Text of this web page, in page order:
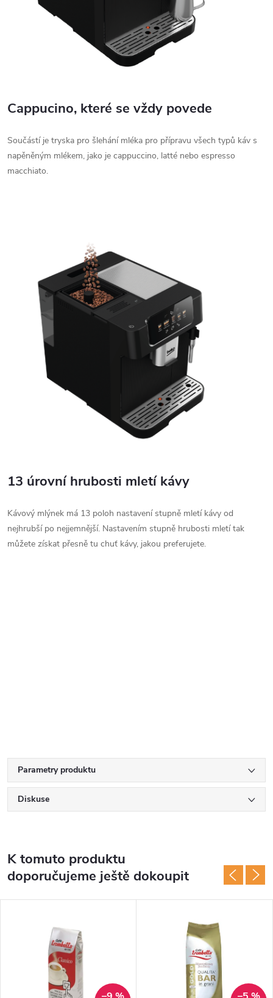
Cappucino, které se vždy povede
Součástí je tryska pro šlehání mléka pro přípravu všech typů káv s
napěněným mlékem, jako je cappuccino, latté nebo espresso
macchiato.
13 úrovní hrubosti mletí kávy
Kávový mlýnek má 13 poloh nastavení stupně mletí kávy od
nejhrubší po nejjemnější. Nastavením stupně hrubosti mletí tak
můžete získat přesně tu chuť kávy, jakou preferujete.
Parametry produktu
Diskuse
K tomuto produktu
doporučujeme ještě dokoupit